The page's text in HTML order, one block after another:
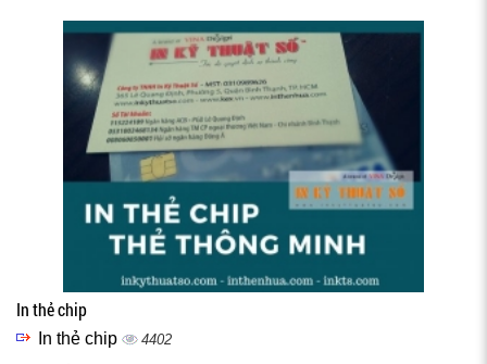
In thẻ chip
In thẻ chip 4402